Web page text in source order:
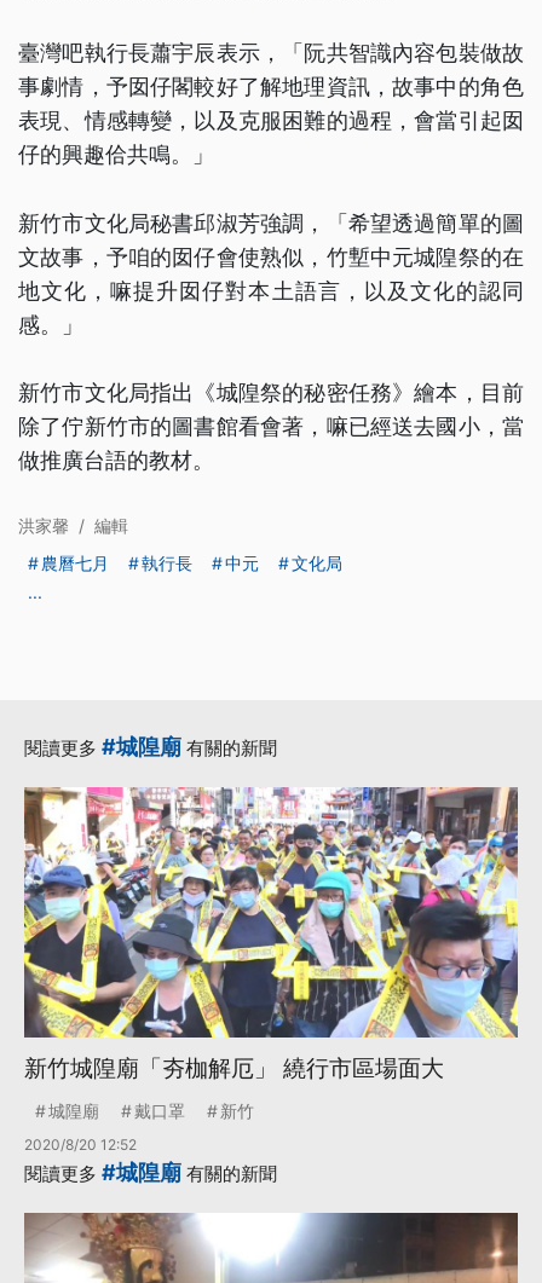
臺灣吧執行長蕭宇辰表示，「阮共智識內容包裝做故
事劇情，予囡仔閣較好了解地理資訊，故事中的角色
表現、情感轉變，以及克服困難的過程，會當引起囡
仔的興趣佮共鳴。」
新竹市文化局秘書邱淑芳強調，「希望透過簡單的圖
文故事，予咱的囡仔會使熟似，竹塹中元城隍祭的在
地文化，嘛提升囡仔對本土語言，以及文化的認同
感。」
新竹市文化局指出《城隍祭的秘密任務》繪本，目前
除了佇新竹市的圖書館看會著，嘛已經送去國小，當
做推廣台語的教材。
洪家馨 / 編輯
農曆七月
執行長 中元
文化局
...
閱讀更多 #城隍廟 有關的新聞
新竹城隍廟「夯枷解厄」 繞行市區場面大
城隍廟 戴口罩 新竹
2020/8/20 12:52
閱讀更多 #城隍廟 有關的新聞